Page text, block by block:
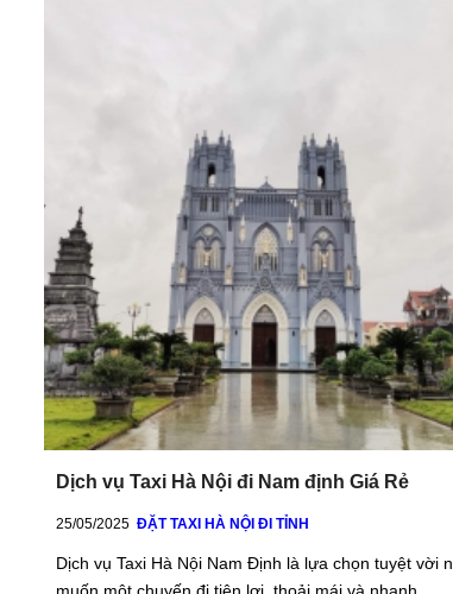
Dịch vụ Taxi Hà Nội đi Nam định Giá Rẻ
25/05/2025 ĐẶT TAXI HÀ NỘI ĐI TỈNH
Dịch vụ Taxi Hà Nội Nam Định là lựa chọn tuyệt vời